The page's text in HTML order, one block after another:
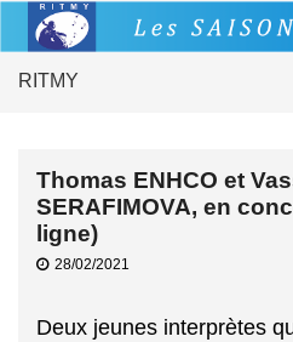
RITMY
Thomas ENHCO et
SERAFIMOVA, en
ligne)
28/02/2021
Deux jeunes interprètes